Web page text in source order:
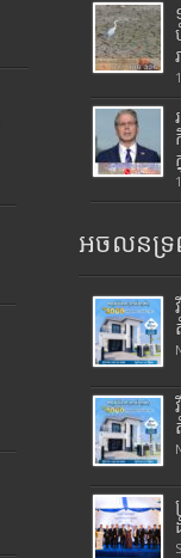
អចលនទ្រ